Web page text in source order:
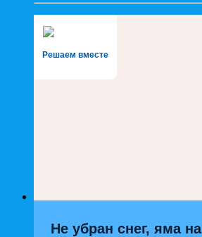
Решаем вместе
Не убран снег, яма на